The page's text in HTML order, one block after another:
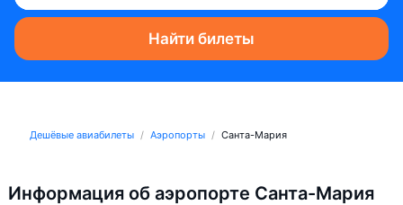
Найти билеты
Дешёвые авиабилеты Аэропорты Санта-Мария
Информация об аэропорте Санта-Мария